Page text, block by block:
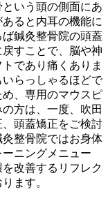
いう頭の側面にあ
ると内耳の機能に
鍼灸整骨院の頭蓋
すことで、脳や神
であり痛くありま
らっしゃるほどで
、専用のマウスピ
方は、一度、吹田
頭蓋矯正をご検討
整骨院ではお身体
ニングメニュー
改善するリフレク
ます。